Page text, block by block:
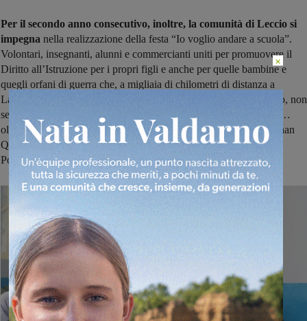
Per il secondo anno consecutivo, inoltre, la comunità di Leccio si
impegna nella realizzazione della festa “Io voglio andare a scuola”.
Volontari, insegnanti, alunni e commercianti uniti per promuovere il
Diritto all’Istruzione per i propri figli e anche per quelle bambine e
quegli orfani di guerra che, a migliaia di chilometri di distanza a
Lashkar Gah in Afghanistan, ormai da più di un anno frequentano, non
senza difficoltà, la piccola scuola fortemente voluta dalla 'Omnes…
oltre i confini onlus', dai referenti Rahmatullah Hanefi e Shadi Khan
Qalawal e dall’associazione partner locale OPR, Organization of
Poverty Reduction.
×